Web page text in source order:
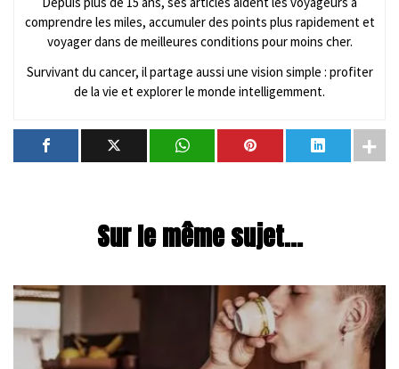
comprendre les miles, accumuler des points plus rapidement et
voyager dans de meilleures conditions pour moins cher.
Survivant du cancer, il partage aussi une vision simple : profiter
de la vie et explorer le monde intelligemment.
Sur le même sujet...